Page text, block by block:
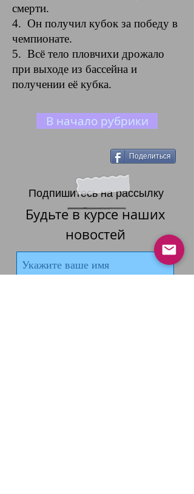
смерти.
4. Он получил кубок за победу в
чемпионате.
5. Всё тело пловчихи дрожало
при выходе из бассейна и
получении её кубка.
В начало рубрики
Поделиться
Подпишитесь на рассылку
Будьте в курсе наших
новостей